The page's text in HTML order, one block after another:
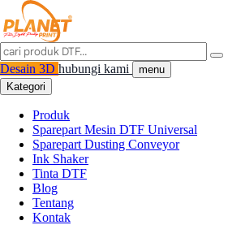
Desain 3D hubungi kami
menu
Kategori
Produk
Sparepart Mesin DTF Universal
Sparepart Dusting Conveyor
Ink Shaker
Tinta DTF
Blog
Tentang
Kontak